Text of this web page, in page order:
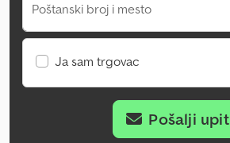
Poštanski broj i mesto
Ja sam trgovac
Pošalji upit